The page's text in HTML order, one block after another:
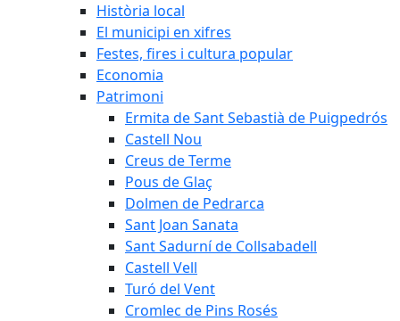
Història local
El municipi en xifres
Festes, fires i cultura popular
Economia
Patrimoni
Ermita de Sant Sebastià de Puigpedrós
Castell Nou
Creus de Terme
Pous de Glaç
Dolmen de Pedrarca
Sant Joan Sanata
Sant Sadurní de Collsabadell
Castell Vell
Turó del Vent
Cromlec de Pins Rosés